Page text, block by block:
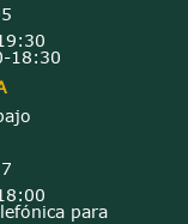
18:30
para